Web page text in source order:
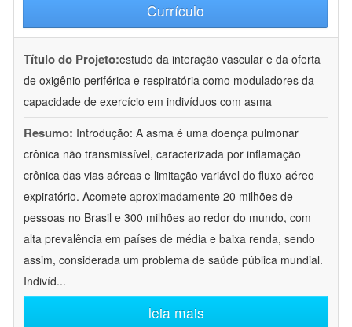
Currículo
Título do Projeto:estudo da interação vascular e da oferta
de oxigênio periférica e respiratória como moduladores da
capacidade de exercício em indivíduos com asma
Resumo: Introdução: A asma é uma doença pulmonar
crônica não transmissível, caracterizada por inflamação
crônica das vias aéreas e limitação variável do fluxo aéreo
expiratório. Acomete aproximadamente 20 milhões de
pessoas no Brasil e 300 milhões ao redor do mundo, com
alta prevalência em países de média e baixa renda, sendo
assim, considerada um problema de saúde pública mundial.
Indivíd...
leia mais